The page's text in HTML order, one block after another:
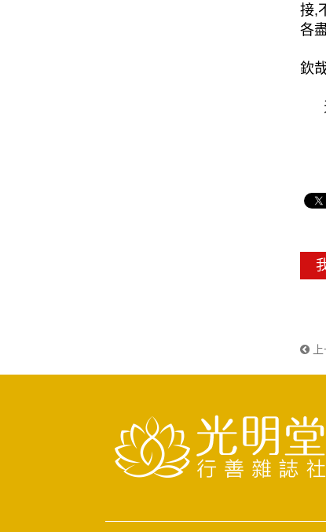
接,
各
欽
上